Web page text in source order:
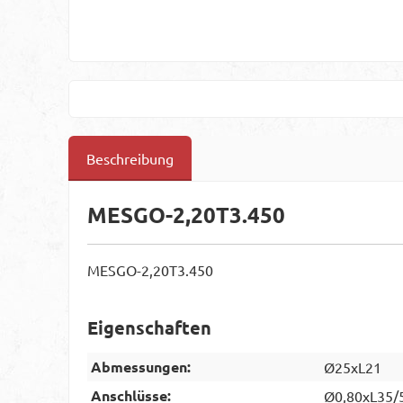
Beschreibung
MESGO-2,20T3.450
MESGO-2,20T3.450
Eigenschaften
Abmessungen: Ø25xL21
Anschlüsse: Ø0,80xL35/